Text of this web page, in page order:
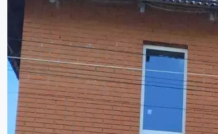
6
Площа:
282кв.м.
Купити
113000 $